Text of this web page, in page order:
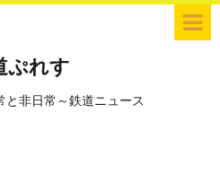
ぷれす
と非日常～鉄道ニュース